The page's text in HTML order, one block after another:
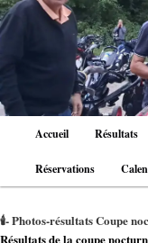
Aller
au
principal
Accueil Résultats
Réservations
🕯- Photos-résultats Coupe
Résultats de la coupe